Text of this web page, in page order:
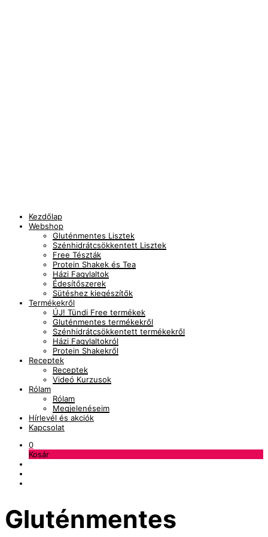
Kezdőlap
Webshop
Gluténmentes Lisztek
Szénhidrátcsökkentett Lisztek
Free Tészták
Protein Shakek és Tea
Házi Fagylaltok
Édesítőszerek
Sütéshez kiegészítők
Termékekről
ÚJ! Tündi Free termékek
Gluténmentes termékekről
Szénhidrátcsökkentett termékekről
Házi Fagylaltokról
Protein Shakekről
Receptek
Receptek
Videó Kurzusok
Rólam
Rólam
Megjelenéseim
Hírlevél és akciók
Kapcsolat
0
Kosár
Gluténmentes